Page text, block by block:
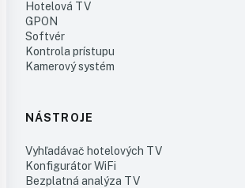
Hotelová TV
GPON
Softvér
Kontrola prístupu
Kamerový systém
NÁSTROJE
Vyhľadávač hotelových TV
Konfigurátor WiFi
Bezplatná analýza TV